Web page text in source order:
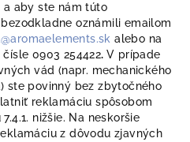
a aby ste nám túto
oznámili emailom
alebo na
0903 254422.V prípade
vád (napr. mechanického
ste povinný bez zbytočného
reklamáciu spôsobom
nižšie. Na neskoršie
z dôvodu zjavných